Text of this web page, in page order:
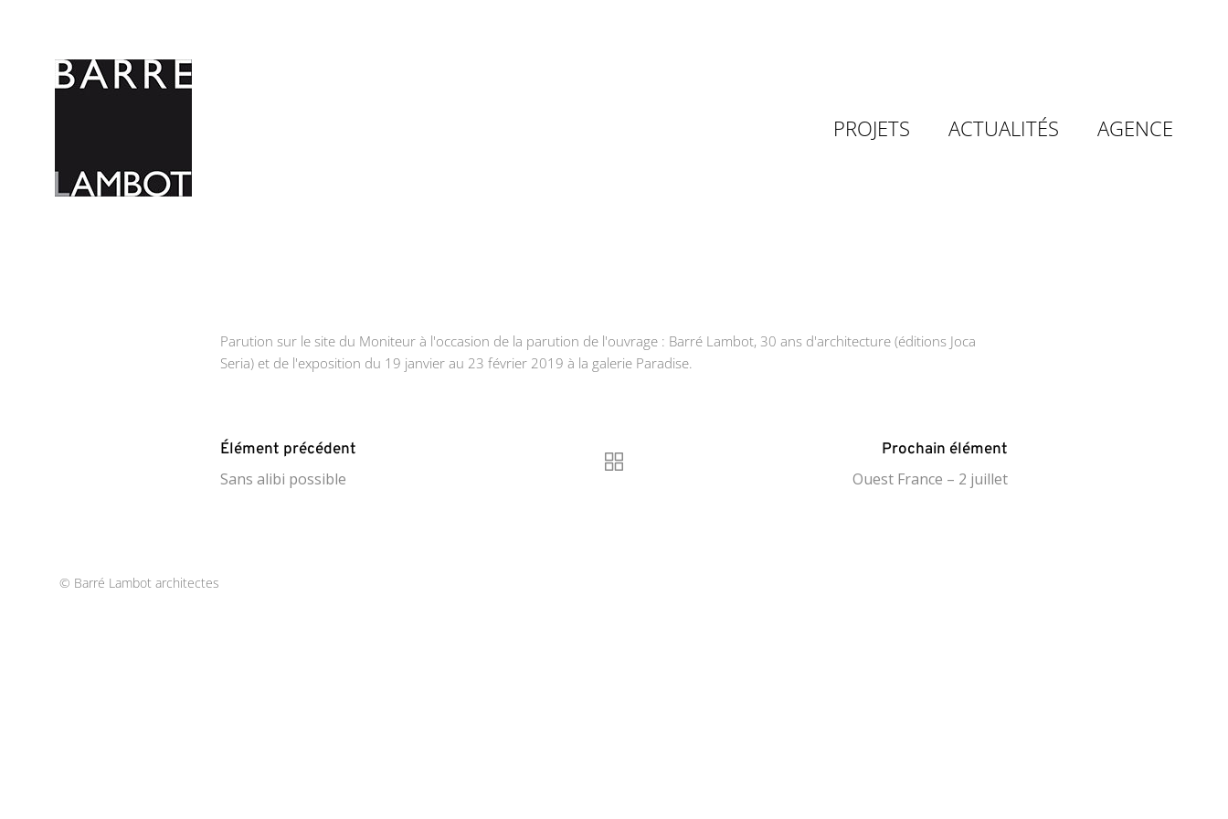
PROJETS ACTUALITÉS AGENCE
Parution sur le site du Moniteur à l'occasion de la parution de l'ouvrage : Barré Lambot, 30 ans d'architecture (éditions Joca
Seria) et de l'exposition du 19 janvier au 23 février 2019 à la galerie Paradise.
Élément précédent
Sans alibi possible
Prochain élément
Ouest France – 2 juillet
© Barré Lambot architectes